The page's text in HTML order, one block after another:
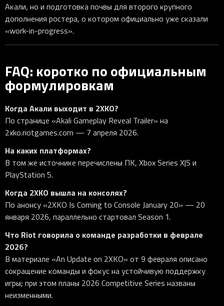
Акали, но и подготовка почвы для второго крупного
дополнения ростера, о котором официально уже сказали
«work-in-progress».
FAQ: коротко по официальным
формулировкам
Когда Акали выходит в 2XKO?
По странице «Akali Gameplay Reveal Trailer» на
2xko.riotgames.com — 7 апреля 2026.
На каких платформах?
В том же источнике перечислены ПК, Xbox Series X|S и
PlayStation 5.
Когда 2XKO вышла на консолях?
По анонсу «2XKO Is Coming to Console January 20» — 20
января 2026, параллельно стартовал Season 1.
Что Riot говорила о команде разработки в феврале
2026?
В материале «An Update on 2XKO» от 9 февраля описано
сокращение команды и фокус на устойчивую поддержку
игры; при этом планы 2026 Competitive Series названы
неизменными.